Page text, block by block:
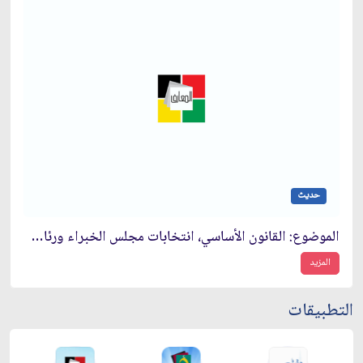
حديث
الموضوع: القانون الأساسي، انتخابات مجلس الخبراء ورئاسة الجمهورية
المزيد
التطبيقات